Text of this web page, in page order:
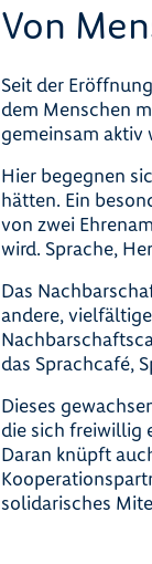
Von
Seit der
dem Menschen
gemeinsam aktiv
Hier begegnen
hätten. Ein
von zwei
wird. Sprache,
Das
andere,
das Sprachcafé,
Dieses
die sich freiwillig
Daran knüpft
solidarisches